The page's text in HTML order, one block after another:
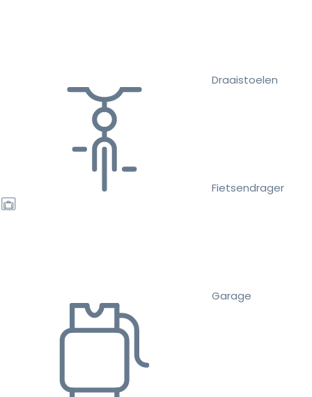
Draaistoelen
Fietsendrager
Garage